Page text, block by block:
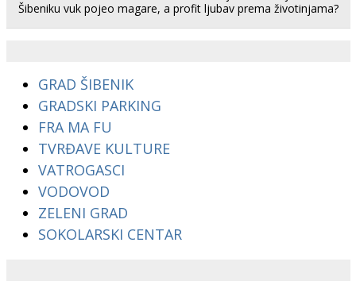
Šibeniku vuk pojeo magare, a profit ljubav prema životinjama?
GRAD ŠIBENIK
GRADSKI PARKING
FRA MA FU
TVRĐAVE KULTURE
VATROGASCI
VODOVOD
ZELENI GRAD
SOKOLARSKI CENTAR